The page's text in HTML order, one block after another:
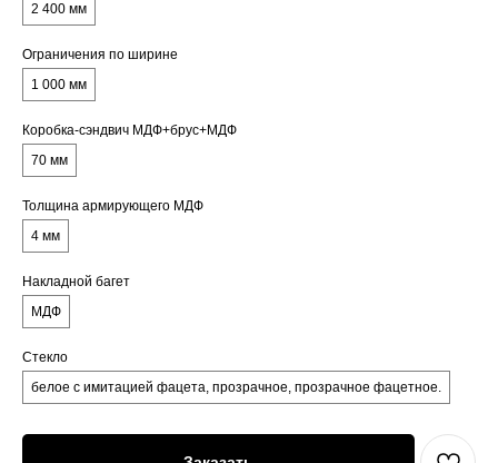
2 400 мм
Ограничения по ширине
1 000 мм
Коробка-сэндвич МДФ+брус+МДФ
70 мм
Толщина армирующего МДФ
4 мм
Накладной багет
МДФ
Стекло
белое с имитацией фацета, прозрачное, прозрачное фацетное.